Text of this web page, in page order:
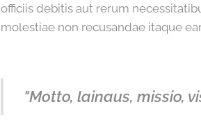
officiis debitis aut rerum
molestiae non recusandae itaque
"Motto, lainaus, missio,